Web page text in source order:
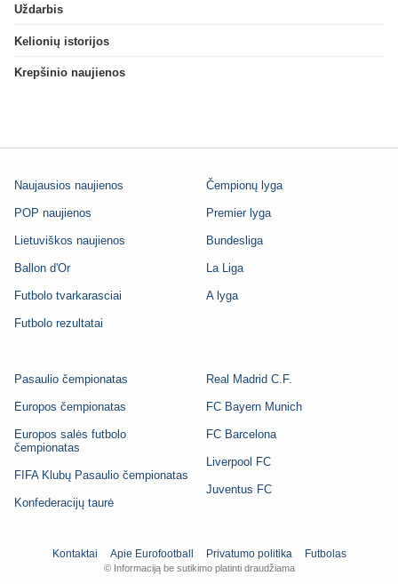
Uždarbis
Kelionių istorijos
Krepšinio naujienos
Naujausios naujienos
POP naujienos
Lietuviškos naujienos
Ballon d'Or
Futbolo tvarkarasciai
Futbolo rezultatai
Čempionų lyga
Premier lyga
Bundesliga
La Liga
A lyga
Pasaulio čempionatas
Europos čempionatas
Europos salės futbolo
čempionatas
FIFA Klubų Pasaulio čempionatas
Konfederacijų taurė
Real Madrid C.F.
FC Bayern Munich
FC Barcelona
Liverpool FC
Juventus FC
Kontaktai Apie Eurofootball Privatumo politika Futbolas
© Informaciją be sutikimo platinti draudžiama